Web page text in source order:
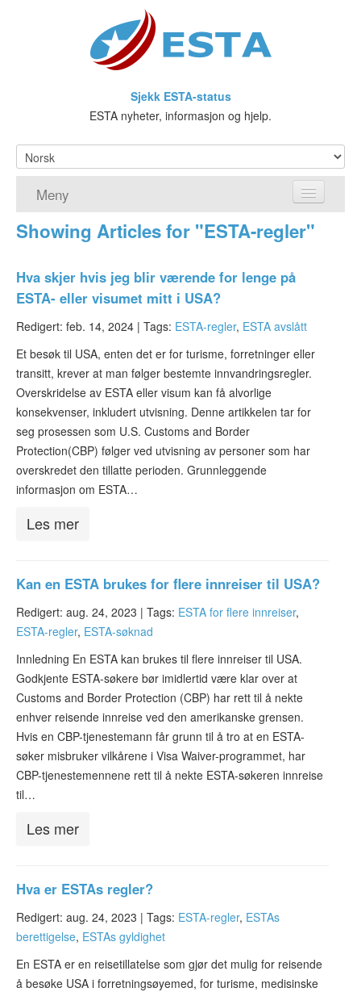
Sjekk ESTA-status
ESTA nyheter, informasjon og hjelp.
Meny
Hjem
Hva er ESTA?
Visa waiver-programmet
ESTA-status
ESTA Artikler
Kontakt
Showing Articles for "ESTA-regler"
Hva skjer hvis jeg blir værende for lenge på
ESTA- eller visumet mitt i USA?
Redigert: feb. 14, 2024 | Tags: ESTA-regler, ESTA avslått
Et besøk til USA, enten det er for turisme, forretninger eller
transitt, krever at man følger bestemte innvandringsregler.
Overskridelse av ESTA eller visum kan få alvorlige
konsekvenser, inkludert utvisning. Denne artikkelen tar for
seg prosessen som U.S. Customs and Border
Protection(CBP) følger ved utvisning av personer som har
overskredet den tillatte perioden. Grunnleggende
informasjon om ESTA…
Les mer
Kan en ESTA brukes for flere innreiser til USA?
Redigert: aug. 24, 2023 | Tags: ESTA for flere innreiser,
ESTA-regler, ESTA-søknad
Innledning En ESTA kan brukes til flere innreiser til USA.
Godkjente ESTA-søkere bør imidlertid være klar over at
Customs and Border Protection (CBP) har rett til å nekte
enhver reisende innreise ved den amerikanske grensen.
Hvis en CBP-tjenestemann får grunn til å tro at en ESTA-
søker misbruker vilkårene i Visa Waiver-programmet, har
CBP-tjenestemennene rett til å nekte ESTA-søkeren innreise
til…
Les mer
Hva er ESTAs regler?
Redigert: aug. 24, 2023 | Tags: ESTA-regler, ESTAs
berettigelse, ESTAs gyldighet
En ESTA er en reisetillatelse som gjør det mulig for reisende
å besøke USA i forretningsøyemed, for turisme, medisinske